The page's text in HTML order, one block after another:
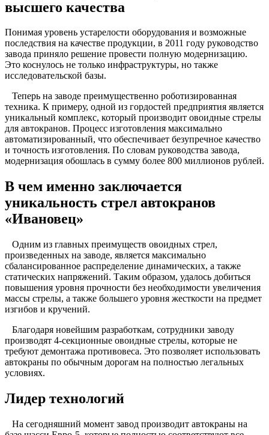
высшего качества
Понимая уровень устарелости оборудования и возможные
последствия на качестве продукции, в 2011 году руководство
завода приняло решение провести полную модернизацию.
Это коснулось не только инфраструктуры, но также
исследовательской базы.
Теперь на заводе преимущественно роботизированная
техника. К примеру, одной из гордостей предприятия является
уникальный комплекс, который производит овоидные стрелы
для автокранов. Процесс изготовления максимально
автоматизированный, что обеспечивает безупречное качество
и точность изготовления. По словам руководства завода,
модернизация обошлась в сумму более 800 миллионов рублей.
В чем именно заключается
уникальность стрел автокранов
«Ивановец»
Одним из главных преимуществ овоидных стрел,
произведенных на заводе, является максимально
сбалансированное распределение динамических, а также
статических напряжений. Таким образом, удалось добиться
повышения уровня прочности без необходимости увеличения
массы стрелы, а также большего уровня жесткости на предмет
изгибов и кручений.
Благодаря новейшим разработкам, сотрудники заводу
производят 4-секционные овоидные стрелы, которые не
требуют демонтажа противовеса. Это позволяет использовать
автокраны по обычным дорогам на полностью легальных
условиях.
Лидер технологий
На сегодняшний момент завод производит автокраны на